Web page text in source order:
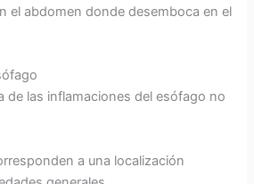
el abdomen donde desemboca en el
de las inflamaciones del esófago no
a una localización